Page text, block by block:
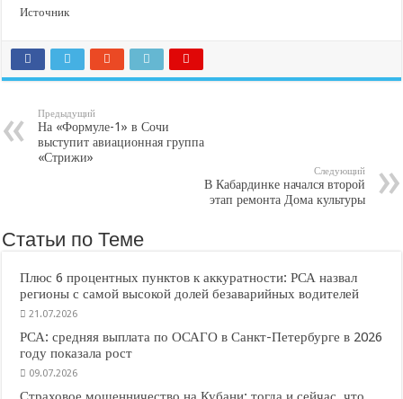
Источник
Предыдущий
На «Формуле-1» в Сочи
выступит авиационная группа
«Стрижи»
Следующий
В Кабардинке начался второй
этап ремонта Дома культуры
Статьи по Теме
Плюс 6 процентных пунктов к аккуратности: РСА назвал
регионы с самой высокой долей безаварийных водителей
21.07.2026
РСА: средняя выплата по ОСАГО в Санкт-Петербурге в 2026
году показала рост
09.07.2026